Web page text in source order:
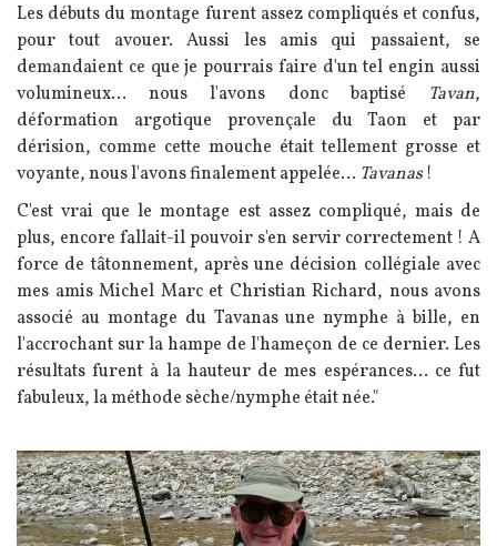
Les débuts du montage furent assez compliqués et confus,
pour tout avouer. Aussi les amis qui passaient, se
demandaient ce que je pourrais faire d'un tel engin aussi
volumineux... nous l'avons donc baptisé Tavan,
déformation argotique provençale du Taon et par
dérision, comme cette mouche était tellement grosse et
voyante, nous l'avons finalement appelée... Tavanas!
C'est vrai que le montage est assez compliqué, mais de
plus, encore fallait-il pouvoir s'en servir correctement ! A
force de tâtonnement, après une décision collégiale avec
mes amis Michel Marc et Christian Richard, nous avons
associé au montage du Tavanas une nymphe à bille, en
l'accrochant sur la hampe de l'hameçon de ce dernier. Les
résultats furent à la hauteur de mes espérances... ce fut
fabuleux, la méthode sèche/nymphe était née."
Image